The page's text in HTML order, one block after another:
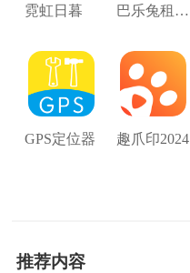
霓虹日暮 巴乐兔租房官方版
GPS定位器 趣爪印2024
推荐内容